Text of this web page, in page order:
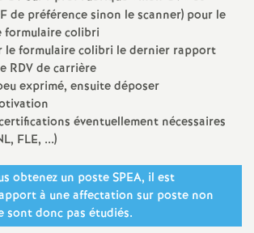
m
e
n
t
s
de préférence sinon le scanner) pour le
formulaire colibri
le formulaire colibri le dernier rapport
RDV de carrière
exprimé, ensuite déposer
éventuellement nécessaires
FLE, ...)
obtenez un poste SPEA, il est
à une affectation sur poste non
sont donc pas étudiés.